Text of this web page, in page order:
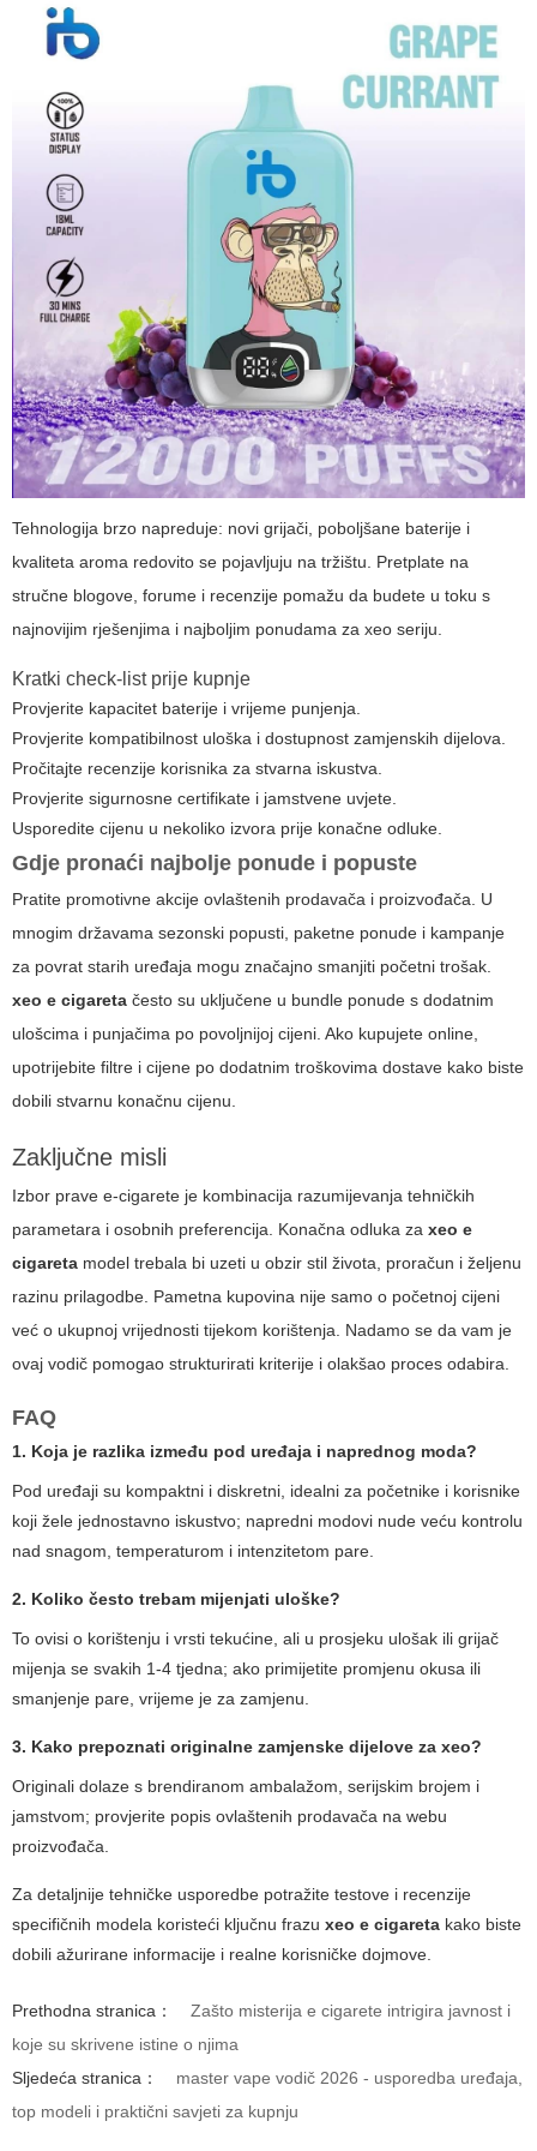
Tehnologija brzo napreduje: novi grijači, poboljšane baterije i
kvaliteta aroma redovito se pojavljuju na tržištu. Pretplate na
stručne blogove, forume i recenzije pomažu da budete u toku s
najnovijim rješenjima i najboljim ponudama za xeo seriju.
Kratki check-list prije kupnje
Provjerite kapacitet baterije i vrijeme punjenja.
Provjerite kompatibilnost uloška i dostupnost zamjenskih dijelova.
Pročitajte recenzije korisnika za stvarna iskustva.
Provjerite sigurnosne certifikate i jamstvene uvjete.
Usporedite cijenu u nekoliko izvora prije konačne odluke.
Gdje pronaći najbolje ponude i popuste
Pratite promotivne akcije ovlaštenih prodavača i proizvođača. U
mnogim državama sezonski popusti, paketne ponude i kampanje
za povrat starih uređaja mogu značajno smanjiti početni trošak.
xeo e cigareta često su uključene u bundle ponude s dodatnim
ulošcima i punjačima po povoljnijoj cijeni. Ako kupujete online,
upotrijebite filtre i cijene po dodatnim troškovima dostave kako biste
dobili stvarnu konačnu cijenu.
Zaključne misli
Izbor prave e-cigarete je kombinacija razumijevanja tehničkih
parametara i osobnih preferencija. Konačna odluka za xeo e
cigareta model trebala bi uzeti u obzir stil života, proračun i željenu
razinu prilagodbe. Pametna kupovina nije samo o početnoj cijeni
već o ukupnoj vrijednosti tijekom korištenja. Nadamo se da vam je
ovaj vodič pomogao strukturirati kriterije i olakšao proces odabira.
FAQ
1. Koja je razlika između pod uređaja i naprednog moda?
Pod uređaji su kompaktni i diskretni, idealni za početnike i korisnike
koji žele jednostavno iskustvo; napredni modovi nude veću kontrolu
nad snagom, temperaturom i intenzitetom pare.
2. Koliko često trebam mijenjati uloške?
To ovisi o korištenju i vrsti tekućine, ali u prosjeku ulošak ili grijač
mijenja se svakih 1-4 tjedna; ako primijetite promjenu okusa ili
smanjenje pare, vrijeme je za zamjenu.
3. Kako prepoznati originalne zamjenske dijelove za xeo?
Originali dolaze s brendiranom ambalažom, serijskim brojem i
jamstvom; provjerite popis ovlaštenih prodavača na webu
proizvođača.
Za detaljnije tehničke usporedbe potražite testove i recenzije
specifičnih modela koristeći ključnu frazu xeo e cigareta kako biste
dobili ažurirane informacije i realne korisničke dojmove.
Prethodna stranica：
Zašto misterija e cigarete intrigira javnost i
koje su skrivene istine o njima
Sljedeća stranica：
master vape vodič 2026 - usporedba uređaja,
top modeli i praktični savjeti za kupnju